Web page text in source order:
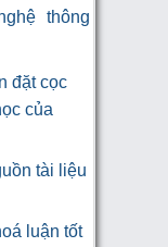
thông
đặt cọc
của
tài liệu
luận tốt